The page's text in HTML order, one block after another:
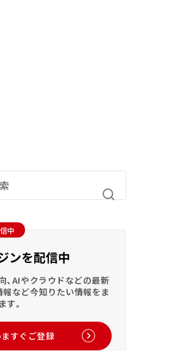
中
ンを配信中
、AIやクラウドなどの最新
報など今知りたい情報をま
す。
すぐご登録